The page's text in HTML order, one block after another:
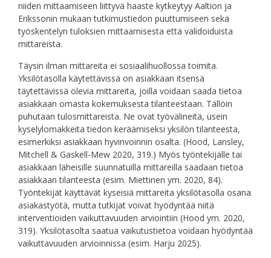
niiden mittaamiseen liittyvä haaste kytkeytyy Aaltion ja
Erikssonin mukaan tutkimustiedon puuttumiseen sekä
työskentelyn tuloksien mittaamisesta että validoiduista
mittareista.
Täysin ilman mittareita ei sosiaalihuollossa toimita.
Yksilötasolla käytettävissä on asiakkaan itsensä
täytettävissä olevia mittareita, joilla voidaan saada tietoa
asiakkaan omasta kokemuksesta tilanteestaan. Tällöin
puhutaan tulosmittareista. Ne ovat työvälineitä, usein
kyselylomakkeita tiedon keräämiseksi yksilön tilanteesta,
esimerkiksi asiakkaan hyvinvoinnin osalta. (Hood, Lansley,
Mitchell & Gaskell-Mew 2020, 319.) Myös työntekijälle tai
asiakkaan läheisille suunnatuilla mittareilla saadaan tietoa
asiakkaan tilanteesta (esim. Miettinen ym. 2020, 84).
Työntekijät käyttävät kyseisiä mittareita yksilötasolla osana
asiakastyötä, mutta tutkijat voivat hyödyntää niitä
interventioiden vaikuttavuuden arviointiin (Hood ym. 2020,
319). Yksilötasolta saatua vaikutustietoa voidaan hyödyntää
vaikuttavuuden arvioinnissa (esim. Harju 2025).